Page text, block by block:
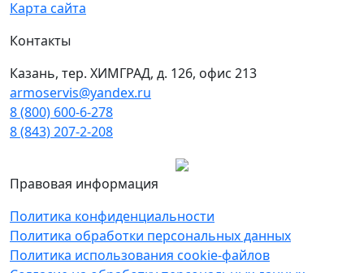
Карта сайта
Контакты
Казань, тер. ХИМГРАД, д. 126, офис 213
armoservis@yandex.ru
8 (800) 600-6-278
8 (843) 207-2-208
Правовая информация
Политика конфиденциальности
Политика обработки персональных данных
Политика использования cookie-файлов